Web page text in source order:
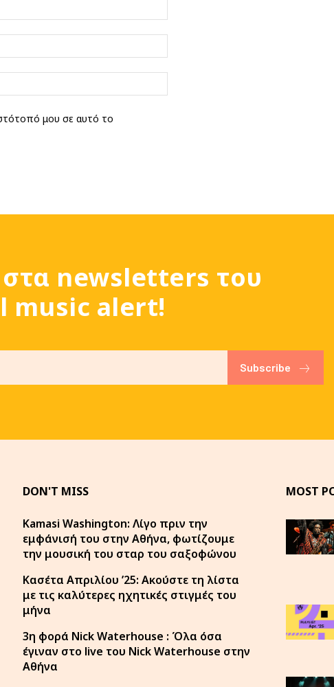
μου σε αυτό το
στα newsletters του
music alert!
Subscribe
DON'T MISS
Kamasi Washington: Λίγο πριν την
εμφάνισή του στην Αθήνα, φωτίζουμε
την μουσική του σταρ του σαξοφώνου
Κασέτα Απριλίου ’25: Ακούστε τη λίστα
με τις καλύτερες ηχητικές στιγμές του
μήνα
3η φορά Nick Waterhouse : Όλα όσα
έγιναν στο live του Nick Waterhouse στην
Αθήνα
MOST